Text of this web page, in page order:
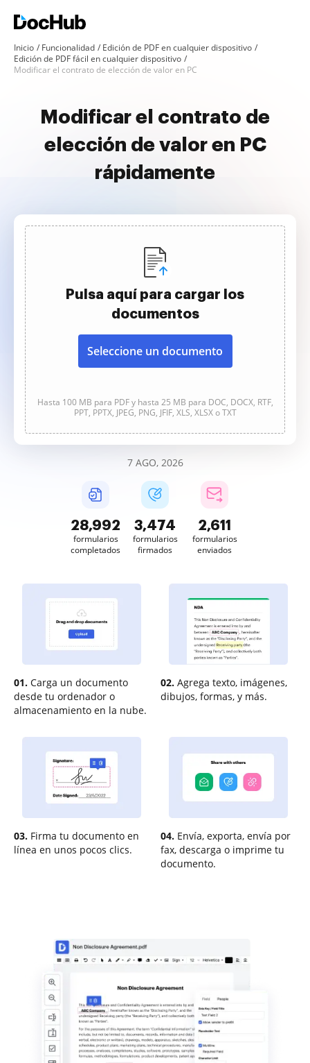
Inicio Funcionalidad
Edición de PDF en cualquier dispositivo
Edición de PDF fácil en cualquier dispositivo
Modificar el contrato de elección de valor en PC
Modificar el contrato de
elección de valor en PC
rápidamente
Pulsa aquí para cargar los
documentos
Seleccione un documento
Hasta 100 MB para PDF y hasta 25 MB para DOC, DOCX, RTF,
PPT, PPTX, JPEG, PNG, JFIF, XLS, XLSX o TXT
7 AGO, 2026
28,993
formularios
completados
3,474
formularios
firmados
2,611
formularios
enviados
01. Carga un documento
desde tu ordenador o
almacenamiento en la nube.
02. Agrega texto, imágenes,
dibujos, formas, y más.
03. Firma tu documento en
línea en unos pocos clics.
04. Envía, exporta, envía por
fax, descarga o imprime tu
documento.